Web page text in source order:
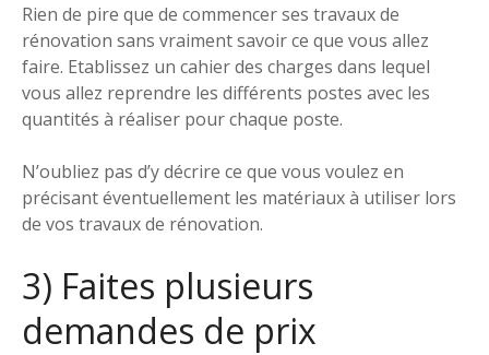
Rien de pire que de commencer ses travaux de
rénovation sans vraiment savoir ce que vous allez
faire. Etablissez un cahier des charges dans lequel
vous allez reprendre les différents postes avec les
quantités à réaliser pour chaque poste.
N’oubliez pas d’y décrire ce que vous voulez en
précisant éventuellement les matériaux à utiliser lors
de vos travaux de rénovation.
3) Faites plusieurs
demandes de prix